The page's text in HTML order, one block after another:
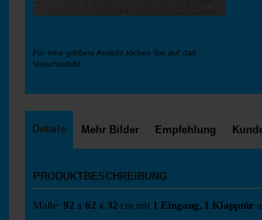
Für eine größere Ansicht klicken Sie auf das
Vorschaubild
Details Mehr Bilder Empfehlung
PRODUKTBESCHREIBUNG
Maße: 92 x 62 x 32 cm mit 1 Eingang, 1 Klapptür